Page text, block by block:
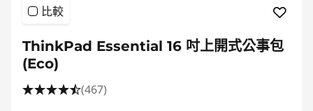
比較
ThinkPad Essential 16 吋上開式公事包
(Eco)
(467)